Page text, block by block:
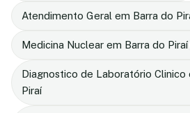
Atendimento Geral em Barra do
Medicina Nuclear em Barra do Piraí
Diagnostico de Laboratório Clinico
Piraí